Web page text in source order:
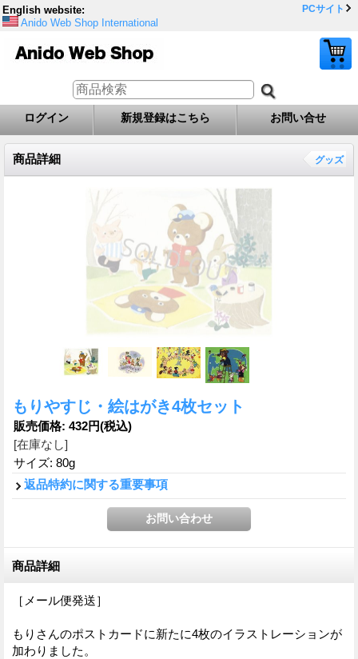
English website:
Anido Web Shop International
PCサイト
ログイン 新規登録はこちら お問い合せ
商品詳細 グッズ
もりやすじ・絵はがき4枚セット
販売価格: 432円(税込)
[在庫なし]
サイズ: 80g
返品特約に関する重要事項
商品詳細
［メール便発送］
もりさんのポストカードに新たに4枚のイラストレーションが
加わりました。